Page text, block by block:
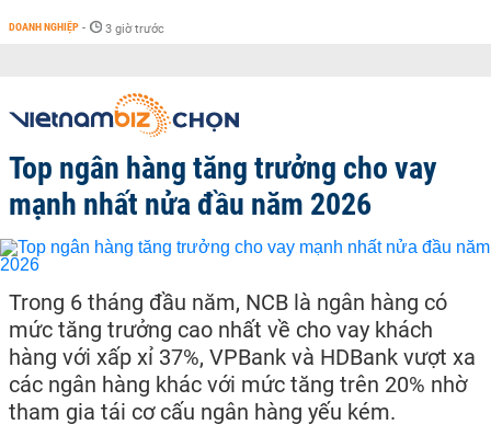
DOANH NGHIỆP - 3 giờ trước
Top ngân hàng tăng trưởng cho vay
mạnh nhất nửa đầu năm 2026
Trong 6 tháng đầu năm, NCB là ngân hàng có
mức tăng trưởng cao nhất về cho vay khách
hàng với xấp xỉ 37%, VPBank và HDBank vượt xa
các ngân hàng khác với mức tăng trên 20% nhờ
tham gia tái cơ cấu ngân hàng yếu kém.